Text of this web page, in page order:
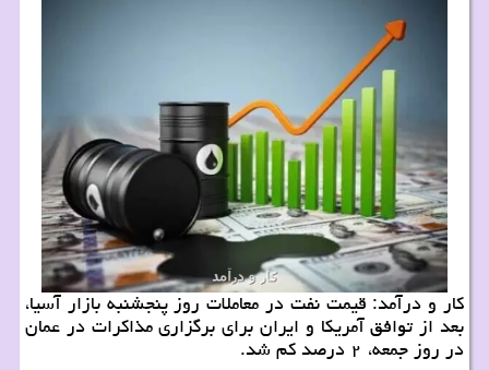
کار و درآمد: قیمت نفت در معاملات روز پنجشنبه بازار آسیا،
بعد از توافق آمریکا و ایران برای برگزاری مذاکرات در عمان
در روز جمعه، ۲ درصد کم شد.